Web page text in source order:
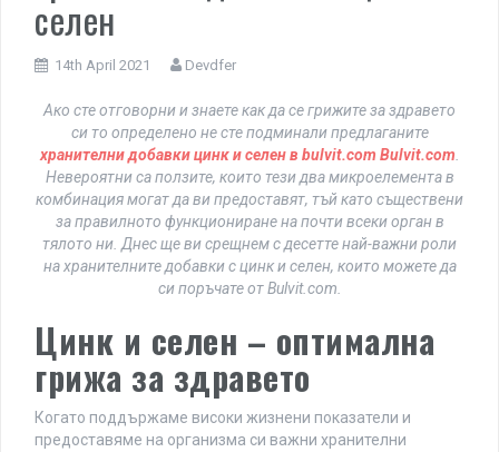
селен
14th April 2021 Devdfer
Ако сте отговорни и знаете как да се грижите за здравето
си то определено не сте подминали предлаганите
хранителни добавки цинк и селен в bulvit.com Bulvit.com.
Невероятни са ползите, които тези два микроелемента в
комбинация могат да ви предоставят, тъй като съществени
за правилното функциониране на почти всеки орган в
тялото ни. Днес ще ви срещнем с десетте най-важни роли
на хранителните добавки с цинк и селен, които можете да
си поръчате от Bulvit.com.
Цинк и селен – оптимална
грижа за здравето
Когато поддържаме високи жизнени показатели и
предоставяме на организма си важни хранителни